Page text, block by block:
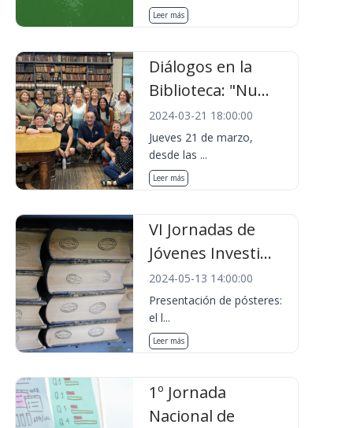
Leer más
Diálogos en la
Biblioteca: "Nu...
2024-03-21 18:00:00
Jueves 21 de marzo,
desde las ...
Leer más
VI Jornadas de
Jóvenes Investi...
2024-05-13 14:00:00
Presentación de pósteres:
el l...
Leer más
1º Jornada
Nacional de